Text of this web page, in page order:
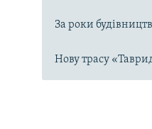
За роки
Нову трасу